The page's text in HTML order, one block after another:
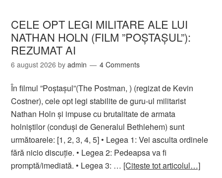
CELE OPT LEGI MILITARE ALE LUI
NATHAN HOLN (FILM ”POȘTAȘUL”):
REZUMAT AI
6 august 2026 byadmin 4 Comments
În filmul ”Poștașul”(The Postman, ) (regizat de Kevin
Costner), cele opt legi stabilite de guru-ul militarist
Nathan Holn și impuse cu brutalitate de armata
holniștilor (conduși de Generalul Bethlehem) sunt
următoarele: [1, 2, 3, 4, 5] • Legea 1: Vei asculta ordinele
fără nicio discuție. • Legea 2: Pedeapsa va fi
promptă/imediată. • Legea 3: … [Citeste tot articolul…]